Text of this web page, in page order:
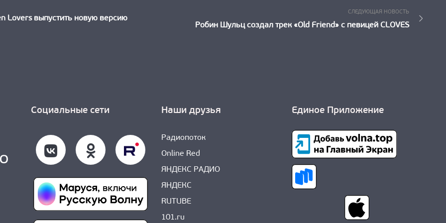
Lovers выпустить новую версию
СЛЕДУЮЩАЯ НОВОСТЬ
Новость:
Робин Шульц создал трек «Old Friend» с певицей CLOVES
Социальные сети Наши друзья
Радиопоток
Online Red
ЯНДЕКС РАДИО
ЯНДЕКС
RUTUBE
101.ru
Единое Приложение